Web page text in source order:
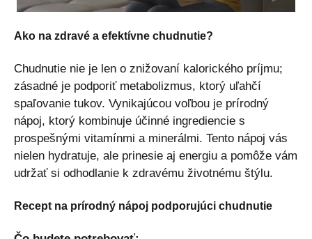
Ako na zdravé a efektívne chudnutie?
Chudnutie nie je len o znižovaní kalorického príjmu;
zásadné je podporiť metabolizmus, ktorý uľahčí
spaľovanie tukov. Vynikajúcou voľbou je prírodný
nápoj, ktorý kombinuje účinné ingrediencie s
prospešnými vitamínmi a minerálmi. Tento nápoj vás
nielen hydratuje, ale prinesie aj energiu a pomôže vám
udržať si odhodlanie k zdravému životnému štýlu.
Recept na prírodný nápoj podporujúci chudnutie